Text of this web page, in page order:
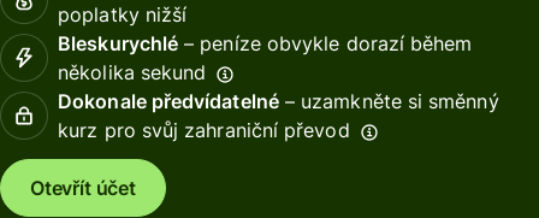
poplatky nižší
Bleskurychlé – peníze obvykle dorazí během
několika sekund
Dokonale předvídatelné– uzamkněte si směnný
kurz pro svůj zahraniční převod
Otevřít účet